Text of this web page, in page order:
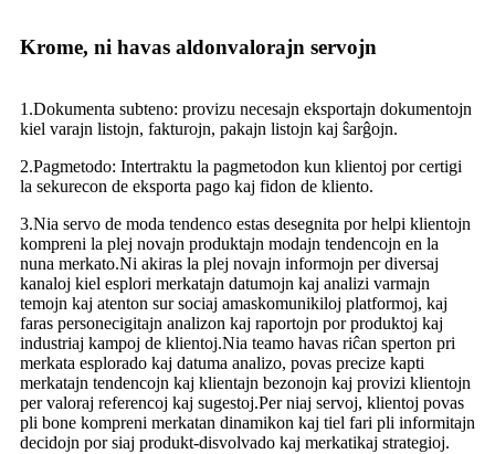
Krome, ni havas aldonvalorajn servojn
1.Dokumenta subteno: provizu necesajn eksportajn dokumentojn
kiel varajn listojn, fakturojn, pakajn listojn kaj ŝarĝojn.
2.Pagmetodo: Intertraktu la pagmetodon kun klientoj por certigi
la sekurecon de eksporta pago kaj fidon de kliento.
3.Nia servo de moda tendenco estas desegnita por helpi klientojn
kompreni la plej novajn produktajn modajn tendencojn en la
nuna merkato.Ni akiras la plej novajn informojn per diversaj
kanaloj kiel esplori merkatajn datumojn kaj analizi varmajn
temojn kaj atenton sur sociaj amaskomunikiloj platformoj, kaj
faras personecigitajn analizon kaj raportojn por produktoj kaj
industriaj kampoj de klientoj.Nia teamo havas riĉan sperton pri
merkata esplorado kaj datuma analizo, povas precize kapti
merkatajn tendencojn kaj klientajn bezonojn kaj provizi klientojn
per valoraj referencoj kaj sugestoj.Per niaj servoj, klientoj povas
pli bone kompreni merkatan dinamikon kaj tiel fari pli informitajn
decidojn por siaj produkt-disvolvado kaj merkatikaj strategioj.